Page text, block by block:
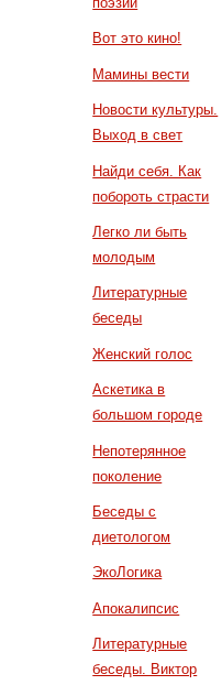
Вот это кино!
Мамины вести
Новости культуры.
Выход в свет
Найди себя. Как
побороть страсти
Легко ли быть
молодым
Литературные
беседы
Женский голос
Аскетика в
большом городе
Непотерянное
поколение
Беседы с
диетологом
ЭкоЛогика
Апокалипсис
Литературные
беседы. Виктор